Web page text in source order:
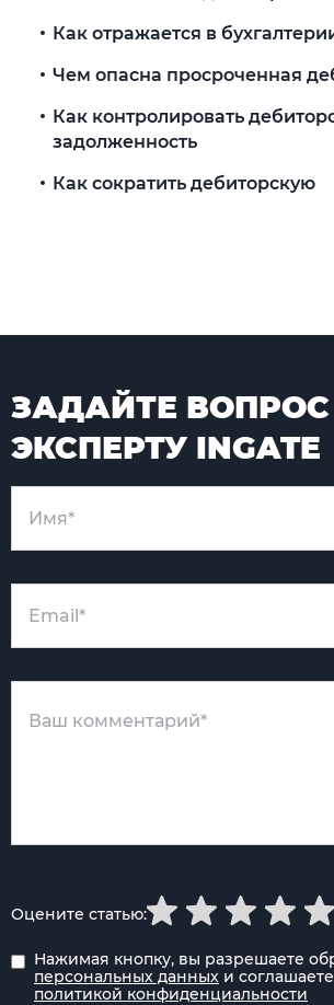
Как отражается в
Чем опасна просроченная
Как контролировать
задолженность
Как сократить дебиторскую
ЗАДАЙТЕ ВОПРОС
ЭКСПЕРТУ INGATE
Нажимая кнопку, вы разрешаете
персональных данных и
политикой конфиденциальности
Оцените статью: